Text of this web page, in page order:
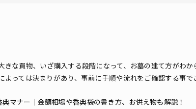
きな買物、いざ購入する段階になって、お墓の建て方がわか
よっては決まりがあり、事前に手順や流れをご確認する事で
マナー｜金額相場や香典袋の書き方、お供え物も解説！